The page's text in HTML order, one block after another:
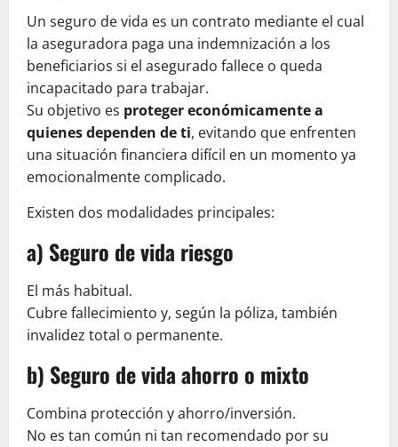
Un seguro de vida es un contrato mediante el cual
la aseguradora paga una indemnización a los
beneficiarios si el asegurado fallece o queda
incapacitado para trabajar.
Su objetivo es proteger económicamente a
quienes dependen de ti, evitando que enfrenten
una situación financiera difícil en un momento ya
emocionalmente complicado.
Existen dos modalidades principales:
a) Seguro de vida riesgo
El más habitual.
Cubre fallecimiento y, según la póliza, también
invalidez total o permanente.
b) Seguro de vida ahorro o mixto
Combina protección y ahorro/inversión.
No es tan común ni tan recomendado por su